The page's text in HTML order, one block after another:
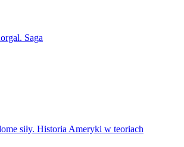
Saga
siły. Historia Ameryki w teoriach